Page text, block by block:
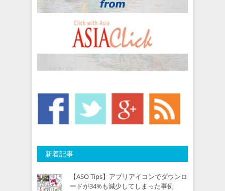
新着記事
【ASO Tips】アプリアイコンでダウンロ
ードが34%も減少してしまった事例